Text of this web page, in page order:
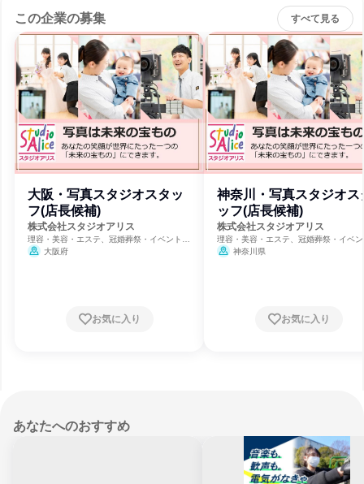
この企業の募集 すべて見る
大阪・写真スタジオスタッ
フ(店長候補)
株式会社スタジオアリス
理容・美容・エステ、冠婚葬祭・イベント、
保育・幼児教育
大阪府
お気に入り
神奈川・写真スタジオス
ッフ(店長候補)
株式会社スタジオアリス
理容・美容・エステ、冠婚葬祭・イベ
保育・幼児教育
神奈川県
お気に入り
あなたへのおすすめ